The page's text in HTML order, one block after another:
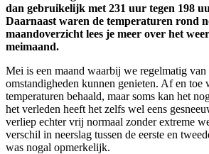
dan gebruikelijk met 231 uur tegen 198
Daarnaast waren de temperaturen rond
maandoverzicht lees je meer over het
meimaand.
Mei is een maand waarbij we regelmatig van
omstandigheden kunnen genieten. Af en toe
temperaturen behaald, maar soms kan het
het verleden heeft het zelfs wel eens
verliep echter vrij normaal zonder extreme
verschil in neerslag tussen de eerste en
was nogal opmerkelijk.